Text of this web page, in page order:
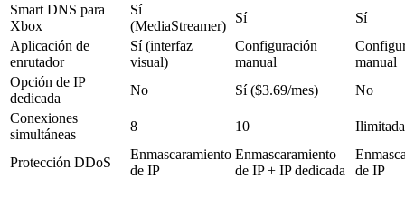
Smart DNS para
Xbox
Sí
(MediaStreamer)
Sí
Sí
Aplicación de
enrutador
Sí (interfaz
visual)
Configuración
manual
manual
Opción de IP
dedicada
No Sí ($3.69/mes)
No
Conexiones
simultáneas
8 10
Protección DDoS
Enmascaramiento
de IP
Enmascaramiento
de IP + IP dedicada
de IP